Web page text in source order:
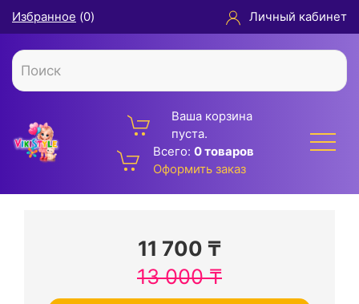
Избранное (0) Личный кабинет
Ваша корзина
пуста.
Всего: 0 товаров
Оформить заказ
11 700 ₸
13 000₸